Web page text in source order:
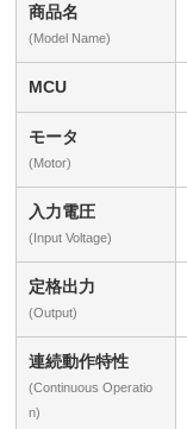
商品名
(Model Name)
MCU
モータ
(Motor)
入力電圧
(Input Voltage)
定格出力
(Output)
連続動作特性
(Continuous Operatio
n)